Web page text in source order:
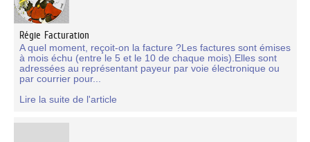
Régie Facturation
A quel moment, reçoit-on la facture ?Les factures sont émises
à mois échu (entre le 5 et le 10 de chaque mois).Elles sont
adressées au représentant payeur par voie électronique ou
par courrier pour...
Lire la suite de l'article